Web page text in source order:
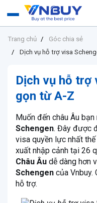
Trang chủ
Góc chia sẻ
​​​​​​​Dịch vụ hỗ trợ visa
​​​​​​​Dịch vụ hỗ trợ
gọn từ A-Z
Muốn đến châu Âu
Schengen. Đây được
visa quyền lực nhất
xuất nhập cảnh tại 26
Châu Âu dễ dàng hơn
Schengen của Vnbuy.
hỗ trợ.